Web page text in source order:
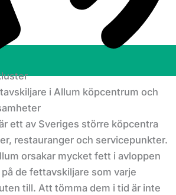
i Allum köpcentrum och
ett av Sveriges större köpcentra
restauranger och servicepunkter.
orsakar mycket fett i avloppen
de fettavskiljare som varje
till. Att tömma dem i tid är inte